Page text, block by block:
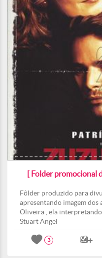
[ Folder promocional
Fôlder produzido para
apresentando imagem
Oliveira , ela
Stuart Angel
3